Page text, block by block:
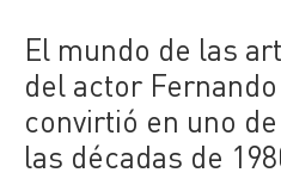
El mundo de las
del actor
convirtió en uno
las décadas de